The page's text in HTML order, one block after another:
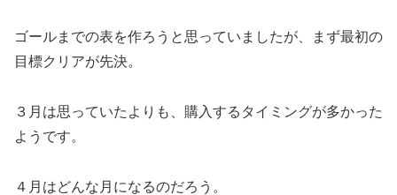
ゴールまでの表を作ろうと思っていましたが、まず最初の
目標クリアが先決。
３月は思っていたよりも、購入するタイミングが多かった
ようです。
４月はどんな月になるのだろう。